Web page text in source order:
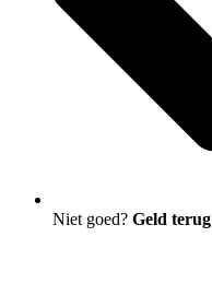
Niet goed? Geld terug